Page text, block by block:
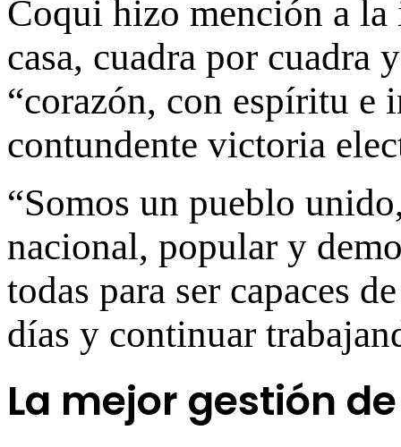
Coqui hizo mención a
casa, cuadra por cuadra
“corazón, con espíritu e
contundente victoria
“Somos un pueblo
nacional, popular y
todas para ser capaces
días y continuar
La mejor gestión